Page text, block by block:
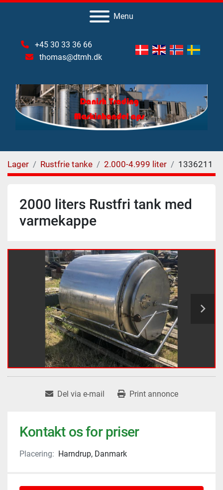
Menu
+45 30 33 36 66
thomas@dtmh.dk
Lager Rustfrie tanke 2.000-4.999 liter 1336211
2000 liters Rustfri tank med
varmekappe
Del via e-mail Print annonce
Kontakt os for priser
Placering: Harndrup, Danmark